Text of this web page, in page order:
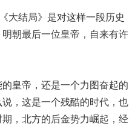
《大结局》是对这样一段历史
朝最后一位皇帝，自来有许
皇帝，还是一个力图奋起的
，这是一个残酷的时代，也
，北方的后金势力崛起，经